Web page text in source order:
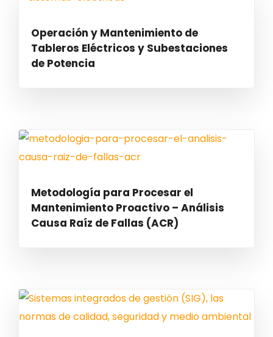
Operación y Mantenimiento de
Tableros Eléctricos y Subestaciones
de Potencia
Metodología para Procesar el
Mantenimiento Proactivo – Análisis
Causa Raíz de Fallas (ACR)